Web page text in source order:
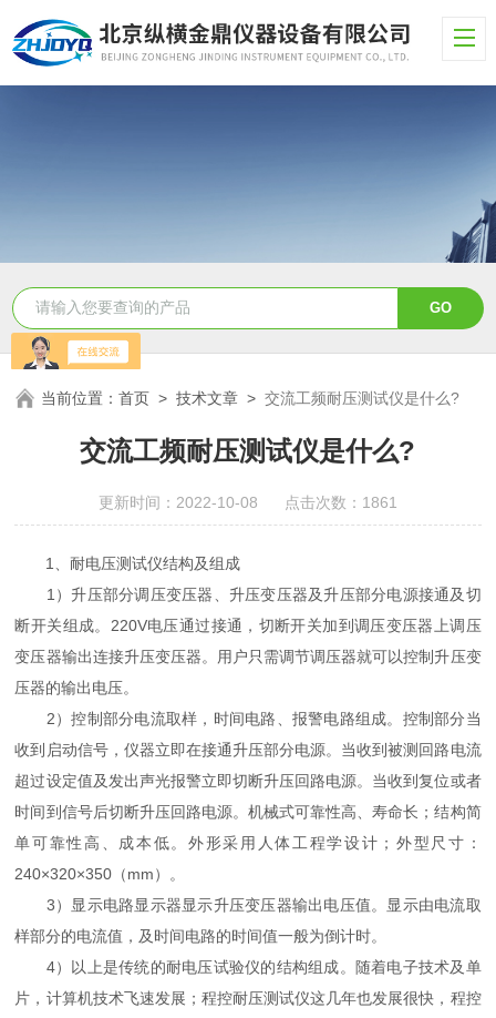
当前位置：首页 >技术文章 >交流工频耐压测试仪是什么?
交流工频耐压测试仪是什么?
更新时间：2022-10-08 点击次数：1861
1、耐电压测试仪结构及组成
1）升压部分调压变压器、升压变压器及升压部分电源接通及切
断开关组成。220V电压通过接通，切断开关加到调压变压器上调压
变压器输出连接升压变压器。用户只需调节调压器就可以控制升压变
压器的输出电压。
2）控制部分电流取样，时间电路、报警电路组成。控制部分当
收到启动信号，仪器立即在接通升压部分电源。当收到被测回路电流
超过设定值及发出声光报警立即切断升压回路电源。当收到复位或者
时间到信号后切断升压回路电源。机械式可靠性高、寿命长；结构简
单可靠性高、成本低。外形采用人体工程学设计；外型尺寸：
240×320×350（mm）。
3）显示电路显示器显示升压变压器输出电压值。显示由电流取
样部分的电流值，及时间电路的时间值一般为倒计时。
4）以上是传统的耐电压试验仪的结构组成。随着电子技术及单
片，计算机技术飞速发展；程控耐压测试仪这几年也发展很快，程控